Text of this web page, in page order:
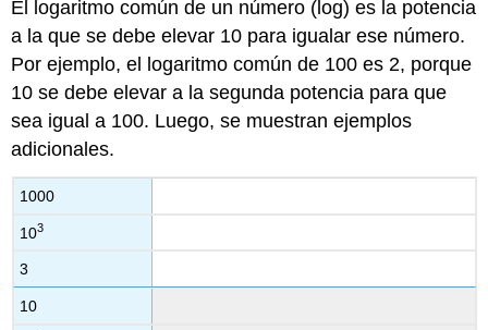
El logaritmo común de un número (log) es la potencia
a la que se debe elevar 10 para igualar ese número.
Por ejemplo, el logaritmo común de 100 es 2, porque
10 se debe elevar a la segunda potencia para que
sea igual a 100. Luego, se muestran ejemplos
adicionales.
1000
103
3
10